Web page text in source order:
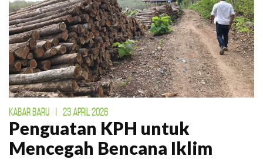
KABAR BARU 23 APRIL 2026
Penguatan KPH untuk
Mencegah Bencana Iklim